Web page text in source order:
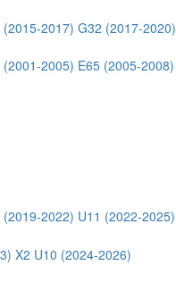
(2015-2017) G32 (2017-2020)
(2001-2005) E65 (2005-2008)
(2019-2022) U11 (2022-2025)
X2 U10 (2024-2026)